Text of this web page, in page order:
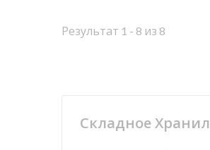
Результат 1 - 8 из 8
Складное